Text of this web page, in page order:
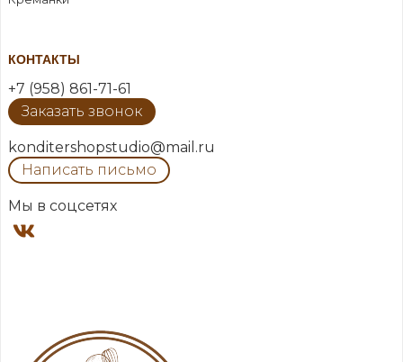
КОНТАКТЫ
+7 (958) 861-71-61
Заказать звонок
konditershopstudio@mail.ru
Написать письмо
Мы в соцсетях